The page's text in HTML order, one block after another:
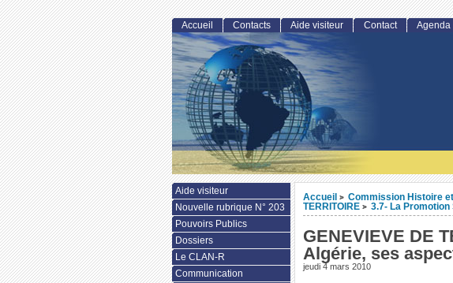
Accueil > Commission Histoire
TERRITOIRE > 3.7- La Promotion
GENEVIEVE DE
Algérie, ses
jeudi 4 mars 2010
Accueil Contacts Aide visiteur Contact Agenda
Aide visiteur
Nouvelle rubrique N° 203
Pouvoirs Publics
Dossiers
Le CLAN-R
Communication